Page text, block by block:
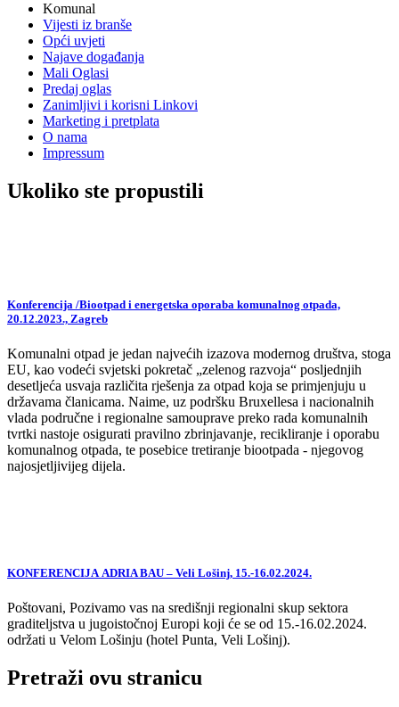
Komunal
Vijesti iz branše
Opći uvjeti
Najave događanja
Mali Oglasi
Predaj oglas
Zanimljivi i korisni Linkovi
Marketing i pretplata
O nama
Impressum
Ukoliko ste propustili
Konferencija /Biootpad i energetska oporaba komunalnog otpada,
20.12.2023., Zagreb
Komunalni otpad je jedan najvećih izazova modernog društva, stoga
EU, kao vodeći svjetski pokretač „zelenog razvoja“ posljednjih
desetljeća usvaja različita rješenja za otpad koja se primjenjuju u
državama članicama. Naime, uz podršku Bruxellesa i nacionalnih
vlada područne i regionalne samouprave preko rada komunalnih
tvrtki nastoje osigurati pravilno zbrinjavanje, recikliranje i oporabu
komunalnog otpada, te posebice tretiranje biootpada - njegovog
najosjetljivijeg dijela.
KONFERENCIJA ADRIA BAU – Veli Lošinj, 15.-16.02.2024.
Poštovani, Pozivamo vas na središnji regionalni skup sektora
graditeljstva u jugoistočnoj Europi koji će se od 15.-16.02.2024.
održati u Velom Lošinju (hotel Punta, Veli Lošinj).
Pretraži ovu stranicu